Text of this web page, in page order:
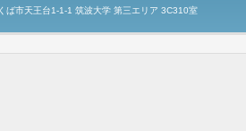
市天王台1-1-1 筑波大学 第三エリア 3C310室